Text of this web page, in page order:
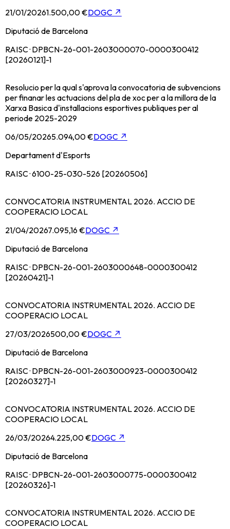
21/01/20261.500,00 €DOGC ↗
Diputació de Barcelona
RAISC · DPBCN-26-001-2603000070-0000300412
[20260121]-1
Resolucio per la qual s'aprova la convocatoria de subvencions
per finanar les actuacions del pla de xoc per a la millora de la
Xarxa Basica d'installacions esportives publiques per al
periode 2025-2029
06/05/20265.094,00 €DOGC ↗
Departament d'Esports
RAISC · 6100-25-030-526 [20260506]
CONVOCATORIA INSTRUMENTAL 2026. ACCIO DE
COOPERACIO LOCAL
21/04/20267.095,16 €DOGC ↗
Diputació de Barcelona
RAISC · DPBCN-26-001-2603000648-0000300412
[20260421]-1
CONVOCATORIA INSTRUMENTAL 2026. ACCIO DE
COOPERACIO LOCAL
27/03/2026500,00 €DOGC ↗
Diputació de Barcelona
RAISC · DPBCN-26-001-2603000923-0000300412
[20260327]-1
CONVOCATORIA INSTRUMENTAL 2026. ACCIO DE
COOPERACIO LOCAL
26/03/20264.225,00 €DOGC ↗
Diputació de Barcelona
RAISC · DPBCN-26-001-2603000775-0000300412
[20260326]-1
CONVOCATORIA INSTRUMENTAL 2026. ACCIO DE
COOPERACIO LOCAL